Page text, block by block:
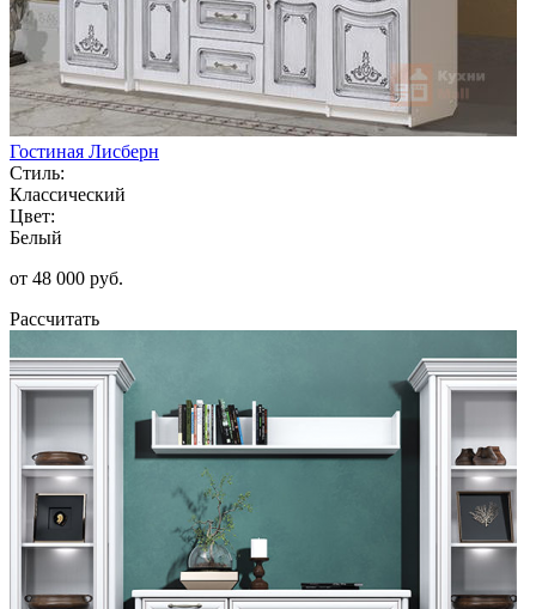
Гостиная Лисберн
Стиль:
Классический
Цвет:
Белый
от 48 000 руб.
Рассчитать